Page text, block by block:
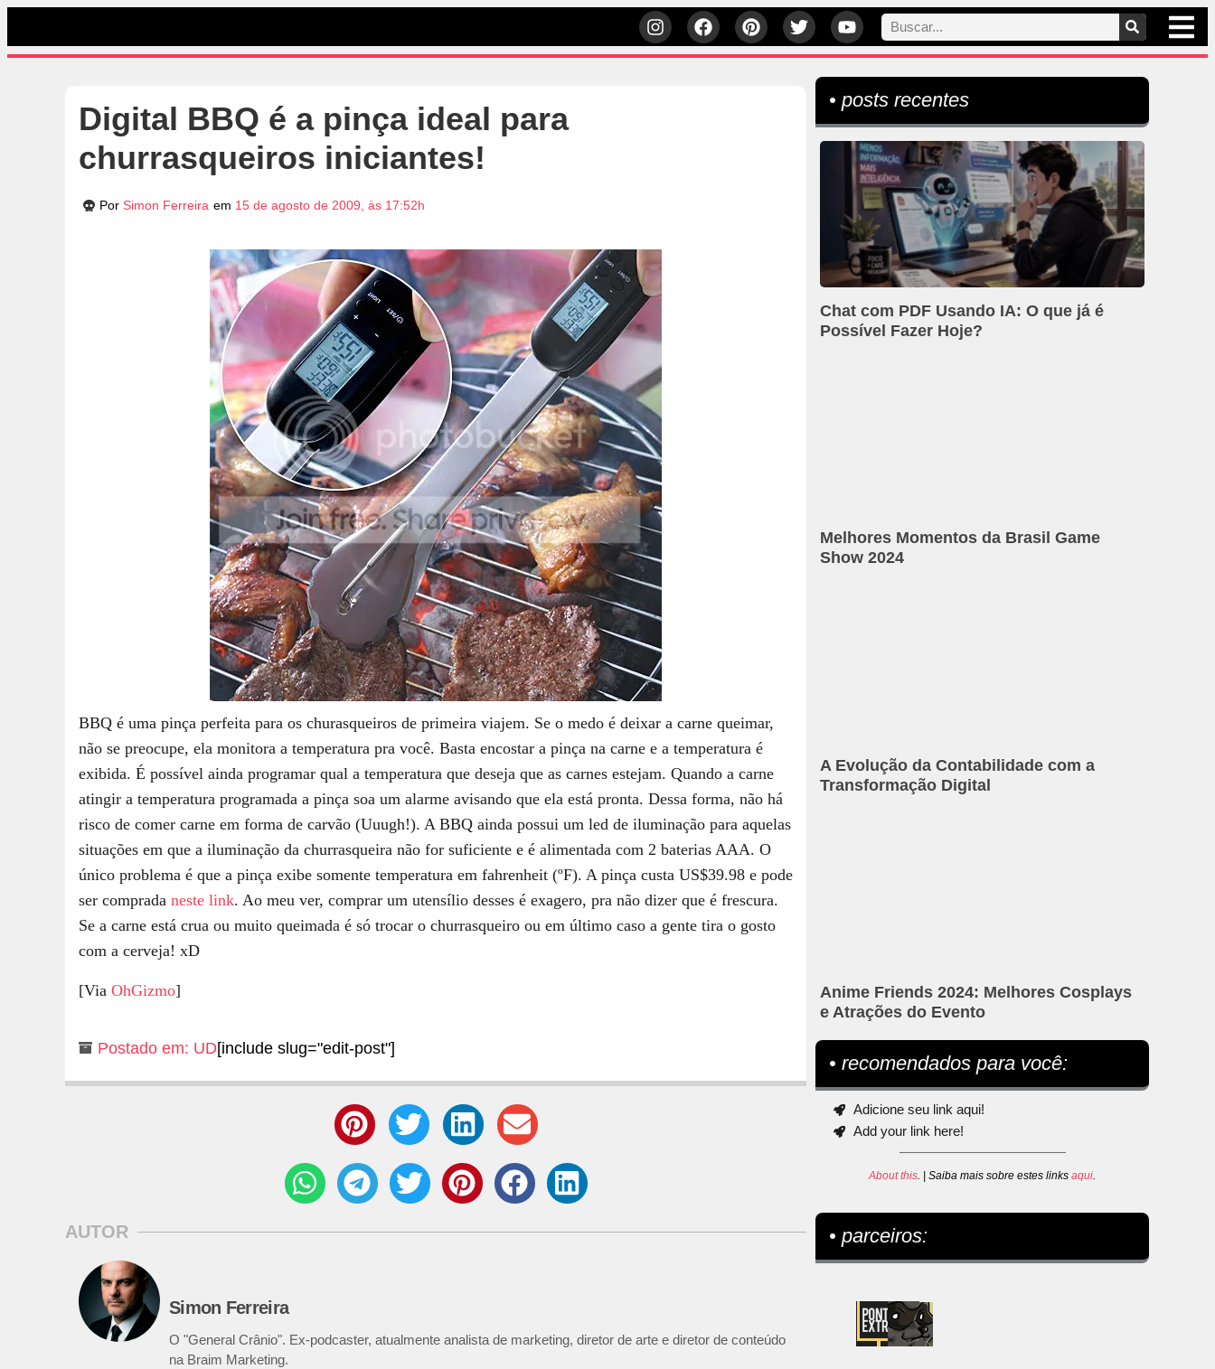
Digital BBQ é a pinça ideal para
churrasqueiros iniciantes!
Por Simon Ferreira em 15 de agosto de 2009, às 17:52h
BBQ é uma pinça perfeita para os churasqueiros de primeira viajem. Se o medo é deixar a carne queimar,
não se preocupe, ela monitora a temperatura pra você. Basta encostar a pinça na carne e a temperatura é
exibida. É possível ainda programar qual a temperatura que deseja que as carnes estejam. Quando a carne
atingir a temperatura programada a pinça soa um alarme avisando que ela está pronta. Dessa forma, não há
risco de comer carne em forma de carvão (Uuugh!). A BBQ ainda possui um led de iluminação para aquelas
situações em que a iluminação da churrasqueira não for suficiente e é alimentada com 2 baterias AAA. O
único problema é que a pinça exibe somente temperatura em fahrenheit (ºF). A pinça custa US$39.98 e pode
ser comprada neste link. Ao meu ver, comprar um utensílio desses é exagero, pra não dizer que é frescura.
Se a carne está crua ou muito queimada é só trocar o churrasqueiro ou em último caso a gente tira o gosto
com a cerveja! xD
[Via OhGizmo]
Postado em: UD[include slug="edit-post"]
AUTOR
Simon Ferreira
O "General Crânio". Ex-podcaster, atualmente analista de marketing, diretor de arte e diretor de conteúdo
na Braim Marketing.
• posts recentes
Chat com PDF Usando IA: O que já é
Possível Fazer Hoje?
Melhores Momentos da Brasil Game
Show 2024
A Evolução da Contabilidade com a
Transformação Digital
Anime Friends 2024: Melhores Cosplays
e Atrações do Evento
• recomendados para você:
Adicione seu link aqui!
Add your link here!
About this. | Saiba mais sobre estes linksaqui.
• parceiros: